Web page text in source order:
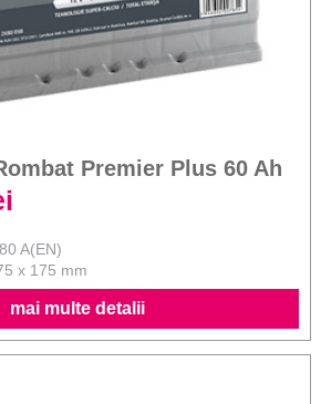
Premier Plus 60 Ah
A(EN)
x 175 mm
mai multe detalii